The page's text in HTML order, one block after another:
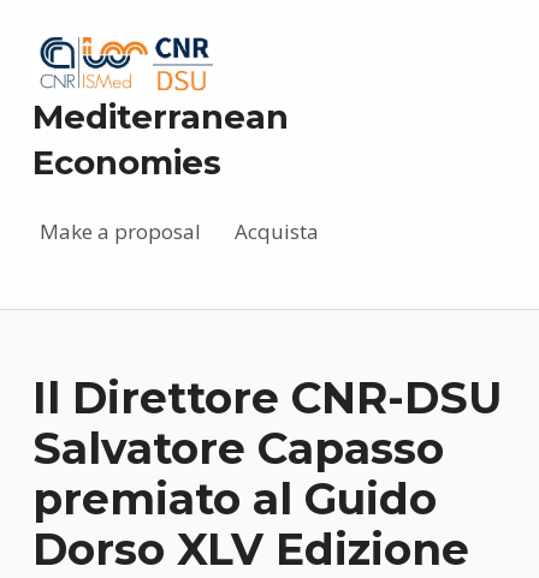
Mediterranean
Economies
Make a proposal Acquista
Il Direttore CNR-DSU
Salvatore Capasso
premiato al Guido
Dorso XLV Edizione